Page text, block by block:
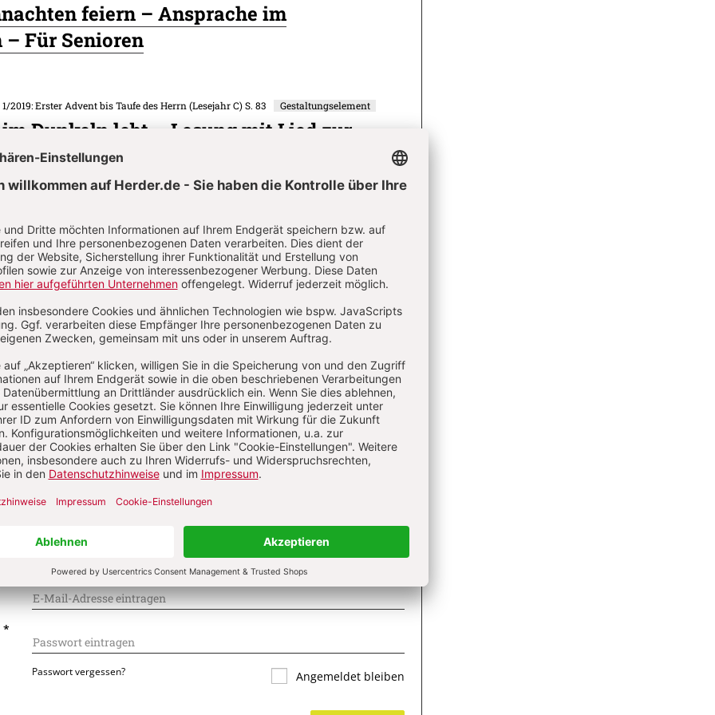
feiern – Ansprache im
Für Senioren
1/2019: Erster Advent bis Taufe des Herrn (Lesejahr C) S. 83 Gestaltungselement
Dunkeln lebt – Lesung mit Lied zur
alle
Erde – Antwortpsalm (Ps 98) – Für alle
Kommentieren
Ihren Kommentar
*
*
Passwort vergessen? Angemeldet bleiben